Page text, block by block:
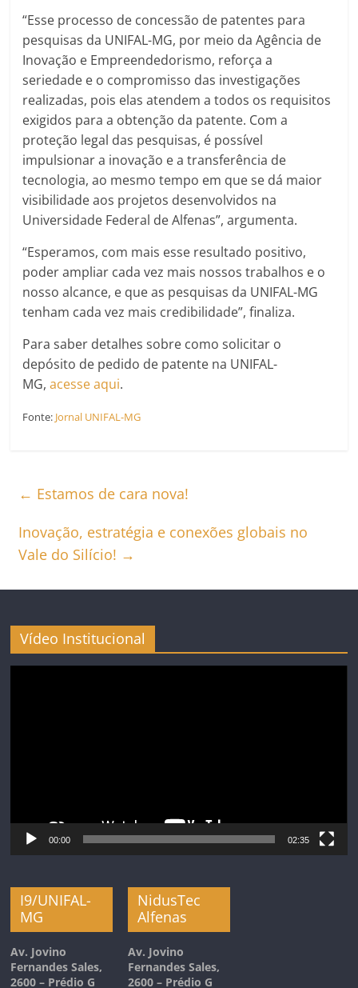
“Esse processo de concessão de patentes para
pesquisas da UNIFAL-MG, por meio da Agência de
Inovação e Empreendedorismo, reforça a
seriedade e o compromisso das investigações
realizadas, pois elas atendem a todos os requisitos
exigidos para a obtenção da patente. Com a
proteção legal das pesquisas, é possível
impulsionar a inovação e a transferência de
tecnologia, ao mesmo tempo em que se dá maior
visibilidade aos projetos desenvolvidos na
Universidade Federal de Alfenas”, argumenta.
“Esperamos, com mais esse resultado positivo,
poder ampliar cada vez mais nossos trabalhos e o
nosso alcance, e que as pesquisas da UNIFAL-MG
tenham cada vez mais credibilidade”, finaliza.
Para saber detalhes sobre como solicitar o
depósito de pedido de patente na UNIFAL-
MG,acesse aqui.
Fonte: Jornal UNIFAL-MG
← Estamos de cara nova!
Inovação, estratégia e conexões globais no
Vale do Silício! →
Vídeo Institucional
00:00 02:35
I9/UNIFAL-
MG
Av. Jovino
Fernandes Sales,
2600 – Prédio G
NidusTec
Alfenas
Av. Jovino
Fernandes Sales,
2600 – Prédio G